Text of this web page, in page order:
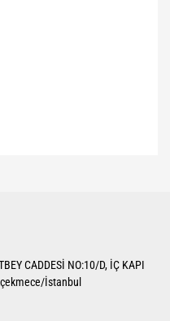
CADDESİ NO:10/D, İÇ KAPI
İstanbul